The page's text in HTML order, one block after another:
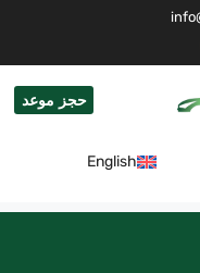
حجز موعد
English